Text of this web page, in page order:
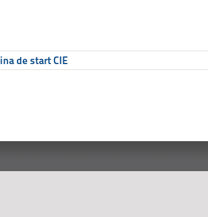
de start CIE